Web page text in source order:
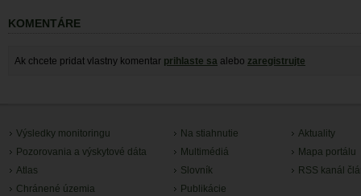
KOMENTÁRE
Ak chcete pridat vlastny komentar prihlaste sa alebo zaregistrujte
Výsledky monitoringu
Pozorovania a výskytové dáta
Atlas
Chránené územia
Na stiahnutie
Multimédiá
Slovník
Publikácie
Aktuality
Mapa portálu
RSS kanál